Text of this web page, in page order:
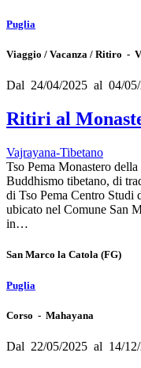
Puglia
Viaggio / Vacanza / Ritiro -
Dal 24/04/2025 al 04/
Ritiri al
Vajrayana-Tibetano
Tso Pema Monastero
Buddhismo tibetano, di
di Tso Pema Centro Studi
ubicato nel Comune San
in…
San Marco la Catola (FG)
Puglia
Corso - Mahayana
Dal 22/05/2025 al 14/